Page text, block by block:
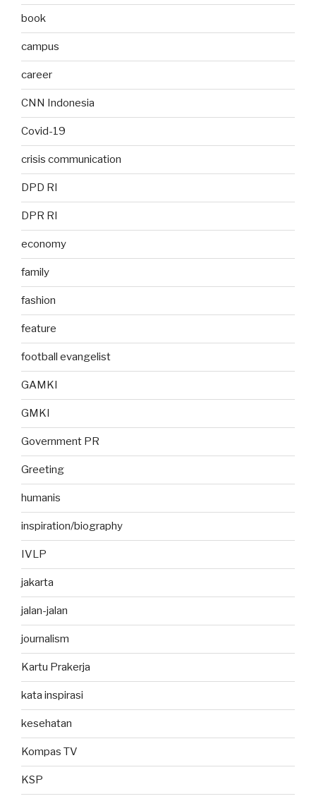
book
campus
career
CNN Indonesia
Covid-19
crisis communication
DPD RI
DPR RI
economy
family
fashion
feature
football evangelist
GAMKI
GMKI
Government PR
Greeting
humanis
inspiration/biography
IVLP
jakarta
jalan-jalan
journalism
Kartu Prakerja
kata inspirasi
kesehatan
Kompas TV
KSP